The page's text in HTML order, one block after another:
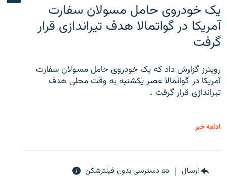
یک خودروی حامل مسولان سفارت
آمریکا در گواتمالا هدف تیراندازی قرار
گرفت
رویترز گزارش داد که یک خودروی حامل مسولان سفارت
آمریکا در گواتمالا عصر یکشنبه به وقت محلی هدف
تیراندازی قرار گرفت .
ادامه خبر
ارسال دسترسی بدون فیلترشکن